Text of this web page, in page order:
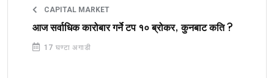
CAPITAL MARKET
आज सर्वाधिक कारोबार गर्ने टप १० ब्रोकर, कुनबाट कति ?
17 घण्टा अगाडी